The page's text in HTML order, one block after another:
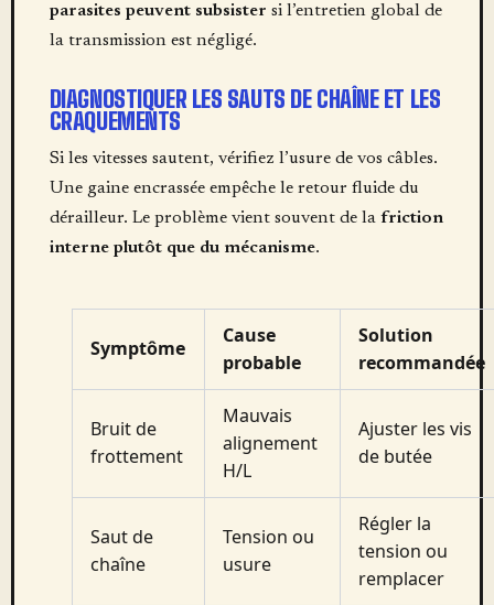
parasites peuvent subsister si l’entretien global de
la transmission est négligé.
DIAGNOSTIQUER LES SAUTS DE CHAÎNE ET LES
CRAQUEMENTS
Si les vitesses sautent, vérifiez l’usure de vos câbles.
Une gaine encrassée empêche le retour fluide du
dérailleur. Le problème vient souvent de la friction
interne plutôt que du mécanisme.
Symptôme
Cause
probable
Solution
recommandée
Bruit de
frottement
Mauvais
alignement
H/L
Ajuster les vis
de butée
Saut de
chaîne
Tension ou
usure
Régler la
tension ou
remplacer